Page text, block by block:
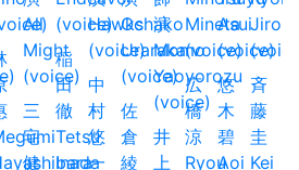
三
宅
健
稲
田
徹
Tetsu
Inada
中
村
悠
一
佐
倉
綾
井
上
広
橋
涼
Ryou
悠
木
碧
Aoi
斉
藤
圭
Kei